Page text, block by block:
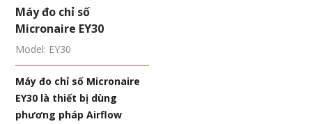
Máy đo chỉ số
Micronaire EY30
Model: EY30
Máy đo chỉ số Micronaire
EY30 là thiết bị dùng
phương pháp Airflow